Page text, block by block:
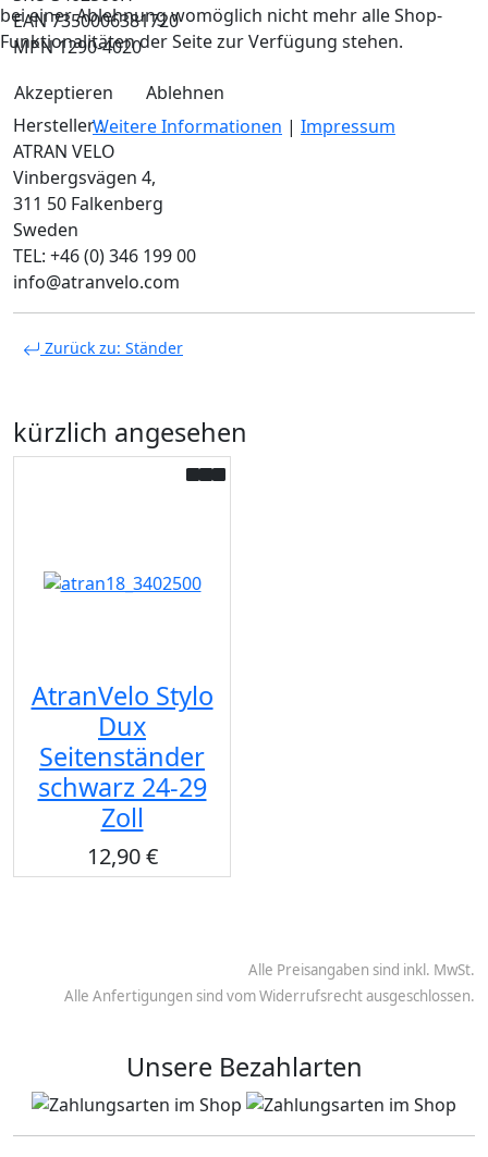
EAN 7350006381720
MPN 1290-4020
Hersteller :
ATRAN VELO
Vinbergsvägen 4,
311 50 Falkenberg
Sweden
TEL: +46 (0) 346 199 00
info@atranvelo.com
Zurück zu: Ständer
kürzlich angesehen
AtranVelo Stylo
Dux
Seitenständer
schwarz 24-29
Zoll
12,90 €
Alle Preisangaben sind inkl. MwSt.
Alle Anfertigungen sind vom Widerrufsrecht ausgeschlossen.
Unsere Bezahlarten
bei einer Ablehnung womöglich nicht mehr alle Shop-
Funktionalitäten der Seite zur Verfügung stehen.
Akzeptieren
Ablehnen
Weitere Informationen | Impressum